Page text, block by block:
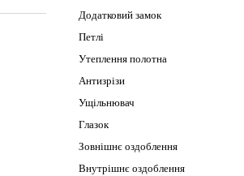
Додатковий замок
Петлі
Утеплення полотна
Антизрізи
Ущільнювач
Глазок
Зовнішнє оздоблення
Внутрішнє оздоблення